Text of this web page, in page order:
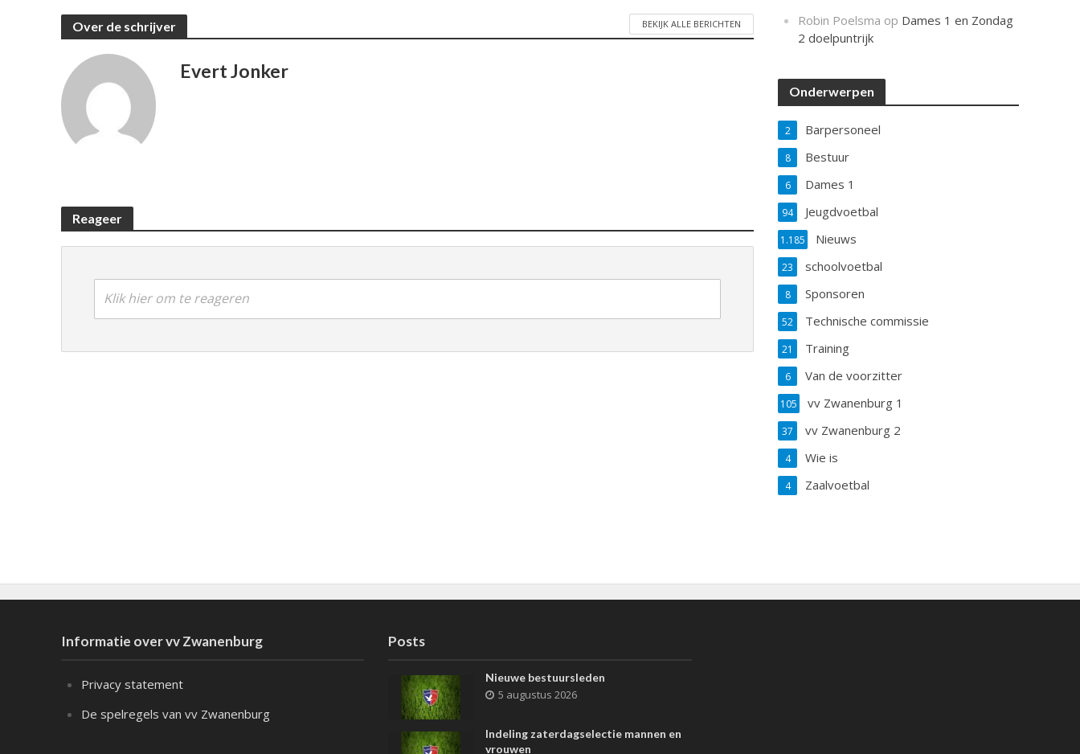
Over de schrijver BEKIJK ALLE BERICHTEN
Evert Jonker
Reageer
Klik hier om te reageren
Robin Poelsma op Dames 1 en Zondag
2 doelpuntrijk
Onderwerpen
Barpersoneel
2
Bestuur
8
Dames 1
6
Jeugdvoetbal
94
Nieuws
1.185
schoolvoetbal
23
Sponsoren
8
Technische commissie
52
Training
21
Van de voorzitter
6
vv Zwanenburg 1
105
vv Zwanenburg 2
37
Wie is
4
Zaalvoetbal
4
Informatie over vv Zwanenburg
Privacy statement
De spelregels van vv Zwanenburg
Posts
Nieuwe bestuursleden
5 augustus 2026
Indeling zaterdagselectie mannen en
vrouwen